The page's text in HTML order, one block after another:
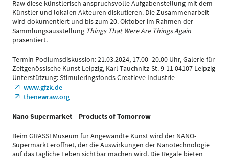
Raw diese künstlerisch anspruchsvolle Aufgabenstellung mit dem
Künstler und lokalen Akteuren diskutieren. Die Zusammenarbeit
wird dokumentiert und bis zum 20. Oktober im Rahmen der
Sammlungsausstellung Things That Were Are Things Again
präsentiert.
Termin Podiumsdiskussion: 21.03.2024, 17.00–20.00 Uhr, Galerie für
Zeitgenössische Kunst Leipzig, Karl-Tauchnitz-St. 9-11 04107 Leipzig
Unterstützung: Stimuleringsfonds Creatieve Industrie
www.gfzk.de
thenewraw.org
Nano Supermarket – Products of Tomorrow
Beim GRASSI Museum für Angewandte Kunst wird der NANO-
Supermarkt eröffnet, der die Auswirkungen der Nanotechnologie
auf das tägliche Leben sichtbar machen wird. Die Regale bieten